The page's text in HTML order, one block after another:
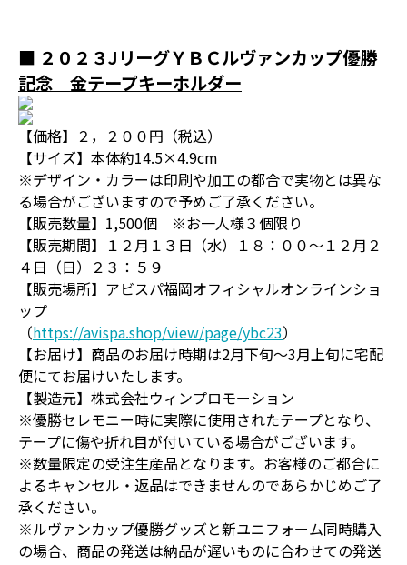
■ ２０２３JリーグＹＢＣルヴァンカップ優勝
記念 金テープキーホルダー
【価格】２，２００円（税込）
【サイズ】本体約14.5×4.9cm
※デザイン・カラーは印刷や加工の都合で実物とは異な
る場合がございますので予めご了承ください。
【販売数量】1,500個 ※お一人様３個限り
【販売期間】１２月１３日（水）１８：００～１２月２
４日（日）２３：５９
【販売場所】アビスパ福岡オフィシャルオンラインショ
ップ
（https://avispa.shop/view/page/ybc23）
【お届け】商品のお届け時期は2月下旬～3月上旬に宅配
便にてお届けいたします。
【製造元】株式会社ウィンプロモーション
※優勝セレモニー時に実際に使用されたテープとなり、
テープに傷や折れ目が付いている場合がございます。
※数量限定の受注生産品となります。お客様のご都合に
よるキャンセル・返品はできませんのであらかじめご了
承ください。
※ルヴァンカップ優勝グッズと新ユニフォーム同時購入
の場合、商品の発送は納品が遅いものに合わせての発送